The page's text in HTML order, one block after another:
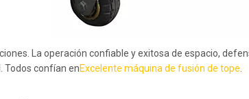
La operación confiable y exitosa de espacio,
Todos confían enExcelente máquina de fusión de tope